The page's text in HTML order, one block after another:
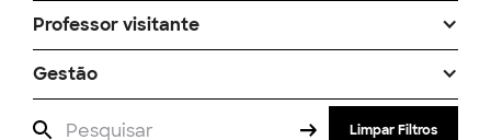
Professor visitante
Gestão
Limpar Filtros